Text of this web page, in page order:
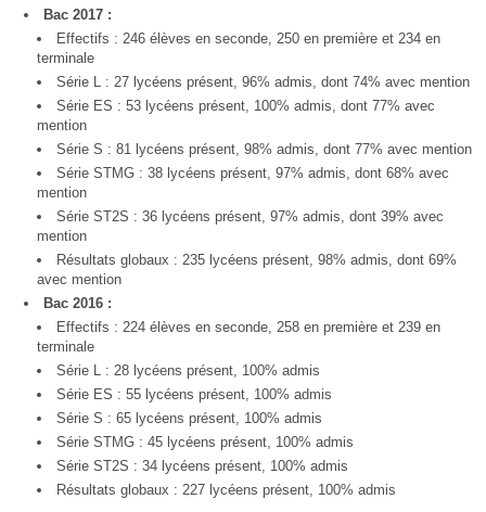
Bac 2017 :
Effectifs : 246 élèves en seconde, 250 en première et 234 en
terminale
Série L : 27 lycéens présent, 96% admis, dont 74% avec mention
Série ES : 53 lycéens présent, 100% admis, dont 77% avec
mention
Série S : 81 lycéens présent, 98% admis, dont 77% avec mention
Série STMG : 38 lycéens présent, 97% admis, dont 68% avec
mention
Série ST2S : 36 lycéens présent, 97% admis, dont 39% avec
mention
Résultats globaux : 235 lycéens présent, 98% admis, dont 69%
avec mention
Bac 2016 :
Effectifs : 224 élèves en seconde, 258 en première et 239 en
terminale
Série L : 28 lycéens présent, 100% admis
Série ES : 55 lycéens présent, 100% admis
Série S : 65 lycéens présent, 100% admis
Série STMG : 45 lycéens présent, 100% admis
Série ST2S : 34 lycéens présent, 100% admis
Résultats globaux : 227 lycéens présent, 100% admis